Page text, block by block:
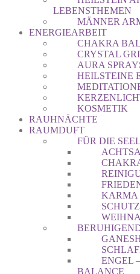
LEBENSTHEMEN
MÄNNER
ENERGIEARBEIT
CHAKRA
CRYSTAL
AURA
HEILSTEINE
KOSMETIK
RAUHNÄCHTE
RAUMDUFT
FÜR DIE
KARMA
ENGEL
BALANCE